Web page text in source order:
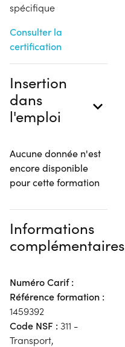
spécifique
Consulter la
certification
Insertion
dans
l'emploi
Aucune donnée n'est
encore disponible
pour cette formation
Informations
complémentaires
Numéro Carif :
Référence formation :
1459392
Code NSF : 311 -
Transport,